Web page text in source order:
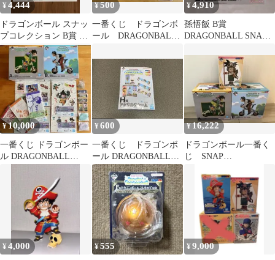
¥4,444
ドラゴンボール スナッ
プコレクション B賞 孫
悟飯 フィギュア
¥500
一番くじ ドラゴンボ
ール DRAGONBALL
¥4,910
孫悟飯 B賞
DRAGONBALL SNAP
¥10,000
一番くじ ドラゴンボー
ル DRAGONBALL
¥600
一番くじ ドラゴンボ
ール DRAGONBALL
SNAP COLLECTION2
¥16,222
ドラゴンボール一番く
じ SNAP
ュアセット
¥4,000 ¥555 ¥9,000